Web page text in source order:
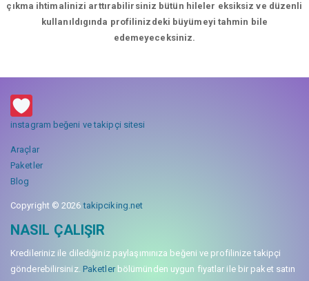
çıkma ihtimalinizi arttırabilirsiniz bütün hileler eksiksiz ve düzenli
kullanıldıgında profilinizdeki büyümeyi tahmin bile
edemeyeceksiniz.
instagram beğeni ve takipçi sitesi
Araçlar
Paketler
Blog
Copyright © 2026takipciking.net
NASIL ÇALIŞIR
Kredileriniz ile dilediğiniz paylaşımınıza beğeni ve profilinize takipçi
gönderebilirsiniz. Paketlerbölümünden uygun fiyatlar ile bir paket satın